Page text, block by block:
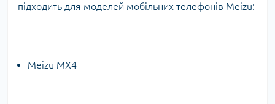
підходить для моделей мобільних телефонів Meizu:
Meizu MX4